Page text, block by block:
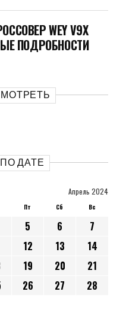
WEY V9X
ПОДРОБНОСТИ
ДАТЕ
Апрель 2024
Пт Сб Вс
5 6
7
12 13
14
19 20
21
26 27
28